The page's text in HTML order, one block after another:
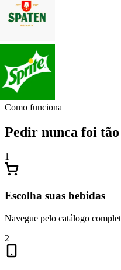
Como funciona
Pedir nunca foi
1
Escolha suas bebidas
Navegue pelo catálogo
2